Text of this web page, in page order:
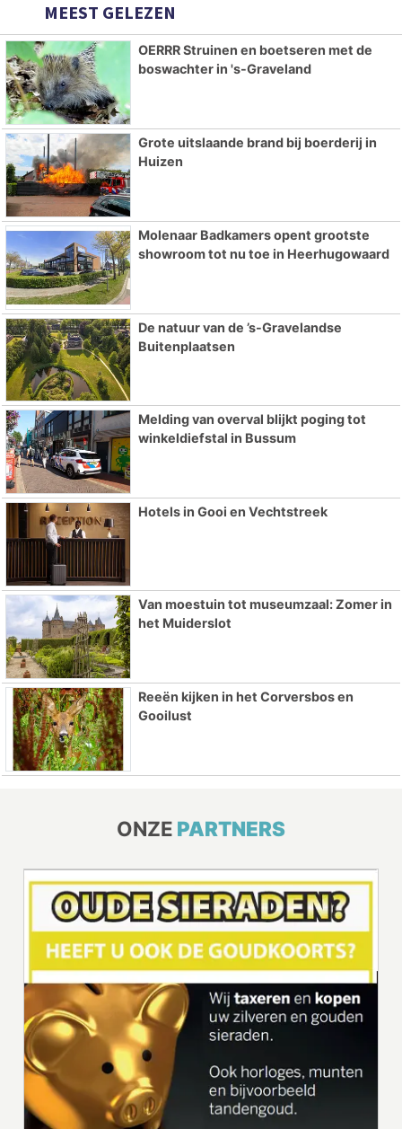
MEEST GELEZEN
OERRR Struinen en boetseren met de
boswachter in 's-Graveland
Grote uitslaande brand bij boerderij in
Huizen
Molenaar Badkamers opent grootste
showroom tot nu toe in Heerhugowaard
De natuur van de ’s-Gravelandse
Buitenplaatsen
Melding van overval blijkt poging tot
winkeldiefstal in Bussum
Hotels in Gooi en Vechtstreek
Van moestuin tot museumzaal: Zomer in
het Muiderslot
Reeën kijken in het Corversbos en
Gooilust
ONZE PARTNERS